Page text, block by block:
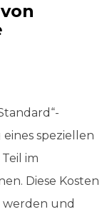
speziellen
im
Diese Kosten
werden und